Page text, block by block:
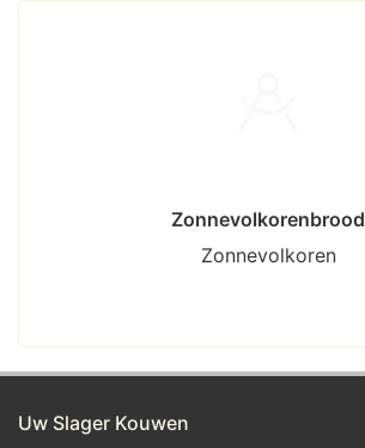
Zonnevolkorenbrood
Zonnevolkoren
Uw Slager Kouwen